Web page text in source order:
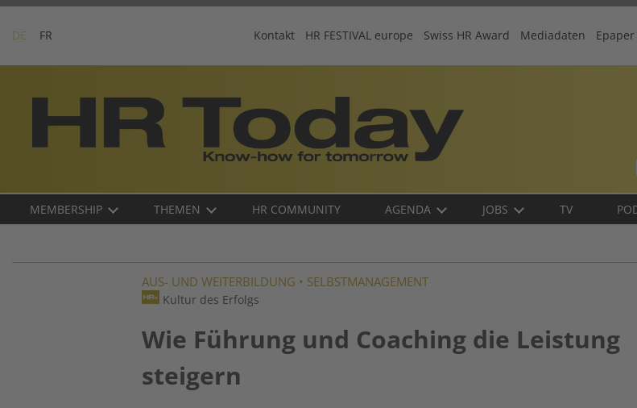
Skip
content
DE FR Kontakt HR FESTIVAL europe Swiss HR Award Mediadaten Epaper
Main
DE
MEMBERSHIP THEMEN HR COMMUNITY AGENDA JOBS TV
AUS- UND WEITERBILDUNG • SELBSTMANAGEMENT
Kultur des Erfolgs
Wie Führung und Coaching die Leistung
steigern